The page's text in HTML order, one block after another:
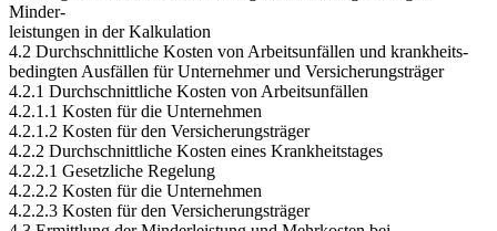
4 Wirtschaftliche Auswirkungen der Kranken- und Unfallzahlen
4.1 Mögliche kalkulative Erfassung von witterungsbedingten
Minder-
leistungen in der Kalkulation
4.2 Durchschnittliche Kosten von Arbeitsunfällen und krankheits-
bedingten Ausfällen für Unternehmer und Versicherungsträger
4.2.1 Durchschnittliche Kosten von Arbeitsunfällen
4.2.1.1 Kosten für die Unternehmen
4.2.1.2 Kosten für den Versicherungsträger
4.2.2 Durchschnittliche Kosten eines Krankheitstages
4.2.2.1 Gesetzliche Regelung